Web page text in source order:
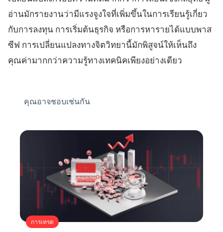
อ่านมักรายงานว่ามีแรงจูงใจที่เพิ่มขึ้นในการเรียนรู้เกี่ยว
กับการลงทุน การเริ่มต้นธุรกิจ หรือการหารายได้แบบพาส
ซีฟ การเปลี่ยนแปลงทางจิตวิทยานี้มักพิสูจน์ให้เห็นถึง
คุณค่ามากกว่าความรู้ทางเทคนิคเพียงอย่างเดียว
คุณอาจชอบเช่นกัน
การเทรด